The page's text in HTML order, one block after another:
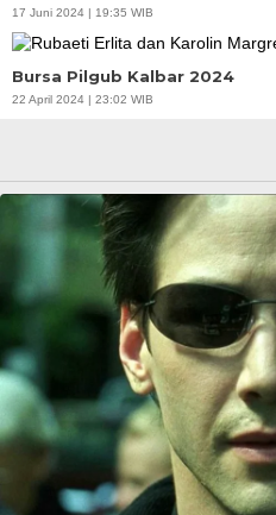
17 Juni 2024 | 19:35 WIB
Bursa Pilgub Kalbar 2024
22 April 2024 | 23:02 WIB